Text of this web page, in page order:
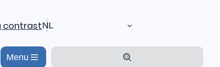
contrastNL
Menu Zoeken